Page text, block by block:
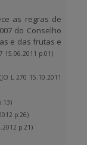
as regras de
do Conselho
e das frutas e
15.06.2011 p.01)
(JO L 270 15.10.2011
p.26)
p.21)